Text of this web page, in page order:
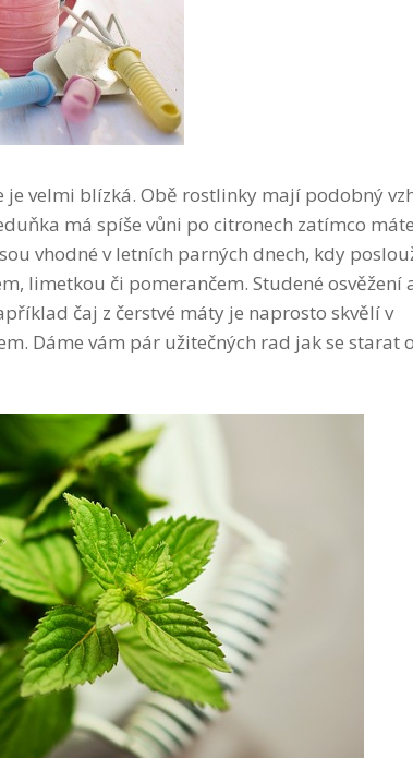
velmi blízká. Obě rostlinky mají podobný
má spíše vůni po citronech zatímco
vhodné v letních parných dnech, kdy
limetkou či pomerančem. Studené osvěžení
čaj z čerstvé máty je naprosto skvělí v
Dáme vám pár užitečných rad jak se starat o